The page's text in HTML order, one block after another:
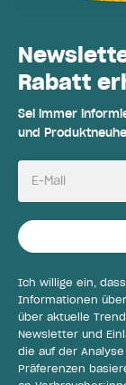
Rabatt
Sei immer
und
E-Mail
Ich willige ein, dass
Informationen
über aktuelle
Newsletter und
die auf der
Präferenzen